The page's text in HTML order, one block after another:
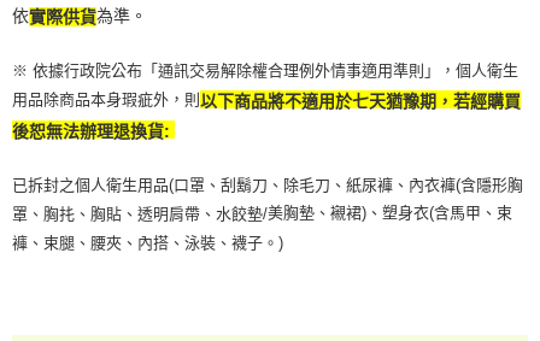
依實際供貨為準。
※ 依據行政院公布「通訊交易解除權合理例外情事適用準則」，個人衛生
用品除商品本身瑕疵外，則 以下商品將不適用於七天猶豫期，若經購買
後恕無法辦理退換貨:
已拆封之個人衛生用品(口罩、刮鬍刀、除毛刀、紙尿褲、內衣褲(含隱形胸
罩、胸扥、胸貼、透明肩帶、水餃墊/美胸墊、襯裙)、塑身衣(含馬甲、束
褲、束腿、腰夾、內搭、泳裝、襪子。)